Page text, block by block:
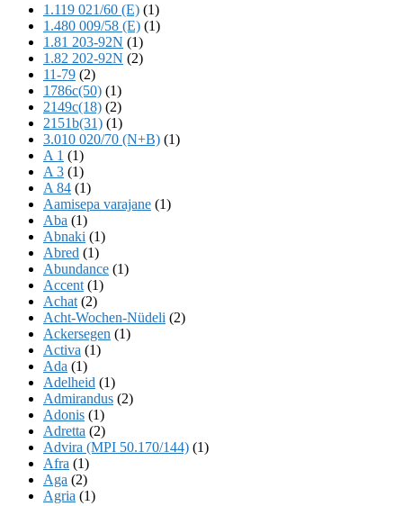
1.119 021/60 (E) (1)
1.480 009/58 (E) (1)
1.81 203-92N (1)
1.82 202-92N (2)
11-79 (2)
1786c(50) (1)
2149c(18) (2)
2151b(31) (1)
3.010 020/70 (N+B) (1)
A 1 (1)
A 3 (1)
A 84 (1)
Aamisepa varajane (1)
Aba (1)
Abnaki (1)
Abred (1)
Abundance (1)
Accent (1)
Achat (2)
Acht-Wochen-Nüdeli (2)
Ackersegen (1)
Activa (1)
Ada (1)
Adelheid (1)
Admirandus (2)
Adonis (1)
Adretta (2)
Advira (MPI 50.170/144) (1)
Afra (1)
Aga (2)
Agria (1)